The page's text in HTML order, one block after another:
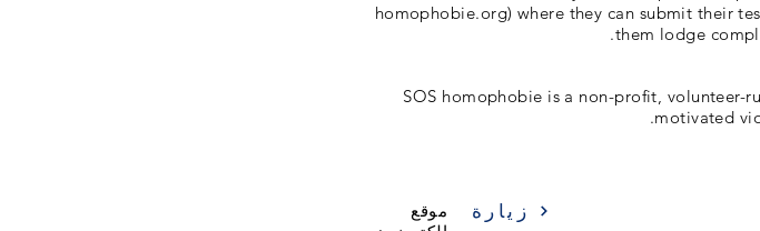
homophobie.org) where they can submit their
them lodge
SOS homophobie is a non-profit,
motivated
موقع
زيارة